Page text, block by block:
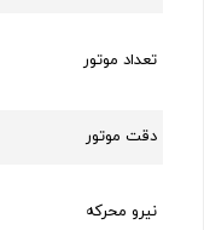
تعداد موتور
دقت موتور
نیرو محرکه